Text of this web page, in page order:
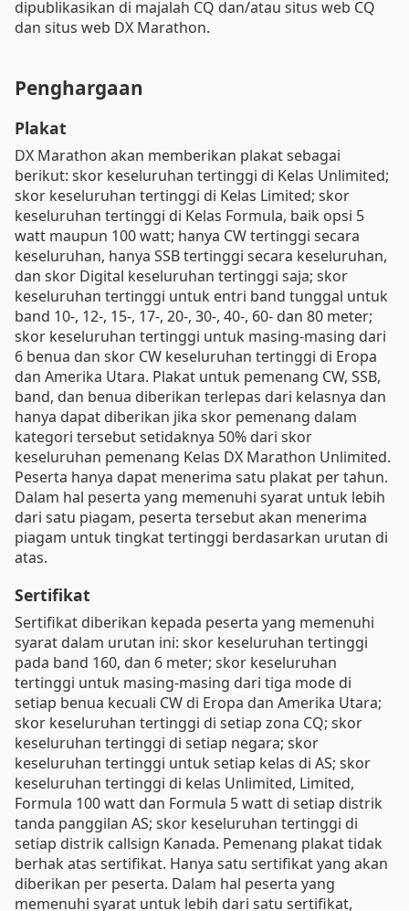
dipublikasikan di majalah CQ dan/atau situs web CQ
dan situs web DX Marathon.
Penghargaan
Plakat
DX Marathon akan memberikan plakat sebagai
berikut: skor keseluruhan tertinggi di Kelas Unlimited;
skor keseluruhan tertinggi di Kelas Limited; skor
keseluruhan tertinggi di Kelas Formula, baik opsi 5
watt maupun 100 watt; hanya CW tertinggi secara
keseluruhan, hanya SSB tertinggi secara keseluruhan,
dan skor Digital keseluruhan tertinggi saja; skor
keseluruhan tertinggi untuk entri band tunggal untuk
band 10-, 12-, 15-, 17-, 20-, 30-, 40-, 60- dan 80 meter;
skor keseluruhan tertinggi untuk masing-masing dari
6 benua dan skor CW keseluruhan tertinggi di Eropa
dan Amerika Utara. Plakat untuk pemenang CW, SSB,
band, dan benua diberikan terlepas dari kelasnya dan
hanya dapat diberikan jika skor pemenang dalam
kategori tersebut setidaknya 50% dari skor
keseluruhan pemenang Kelas DX Marathon Unlimited.
Peserta hanya dapat menerima satu plakat per tahun.
Dalam hal peserta yang memenuhi syarat untuk lebih
dari satu piagam, peserta tersebut akan menerima
piagam untuk tingkat tertinggi berdasarkan urutan di
atas.
Sertifikat
Sertifikat diberikan kepada peserta yang memenuhi
syarat dalam urutan ini: skor keseluruhan tertinggi
pada band 160, dan 6 meter; skor keseluruhan
tertinggi untuk masing-masing dari tiga mode di
setiap benua kecuali CW di Eropa dan Amerika Utara;
skor keseluruhan tertinggi di setiap zona CQ; skor
keseluruhan tertinggi di setiap negara; skor
keseluruhan tertinggi untuk setiap kelas di AS; skor
keseluruhan tertinggi di kelas Unlimited, Limited,
Formula 100 watt dan Formula 5 watt di setiap distrik
tanda panggilan AS; skor keseluruhan tertinggi di
setiap distrik callsign Kanada. Pemenang plakat tidak
berhak atas sertifikat. Hanya satu sertifikat yang akan
diberikan per peserta. Dalam hal peserta yang
memenuhi syarat untuk lebih dari satu sertifikat,